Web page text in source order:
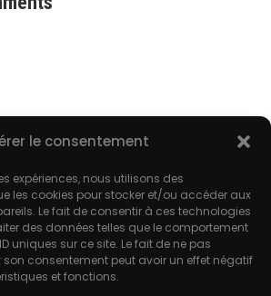
le consentement
expériences, nous utilisons des
les cookies pour stocker et/ou accéder aux
Le fait de consentir à ces technologies
des données telles que le comportement
uniques sur ce site. Le fait de ne pas
son consentement peut avoir un effet négatif
et fonctions.